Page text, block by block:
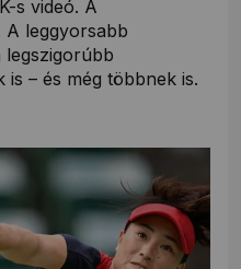
s videó. A
A leggyorsabb
legszigorúbb
is – és még többnek is.